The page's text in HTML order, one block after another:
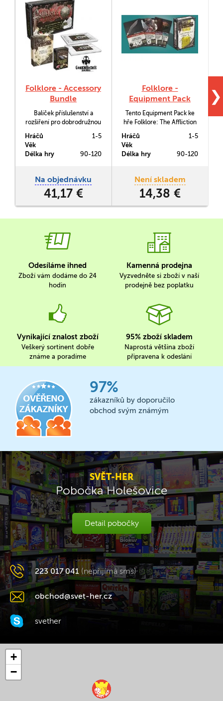
Folklore - Accessory
Bundle
Balíček příslušenství a
rozšíření pro dobrodružnou
Hráčů
1-5
Věk
Délka hry
90-120
Na objednávku
41,17 €
Folklore -
Equipment Pack
Tento Equipment Pack ke
hře Folklore: The Affliction
které reprezentují různá
předměty a zbraně, které
textu. Jedná se o věci, které
lze ve hře pořídit ve městě
či jinými způsoby.
Hráčů
1-5
Věk
Délka hry
90-120
Není skladem
14,38 €
❯
Odesíláme ihned
Zboží vám dodáme do 24
hodin
Kamenná prodejna
Vyzvedněte si zboží v naší
prodejně bez poplatku
Vynikající znalost zboží
Veškerý sortinent dobře
známe a poradíme
95% zboží skladem
Naprostá většina zboží
připravena k odeslání
97%
zákazníků by doporučilo
obchod svým známým
SVĚT-HER
Pobočka Holešovice
Detail pobočky
223 017 041 (nepřijímá sms)
obchod@svet-her.cz
svether
+
−